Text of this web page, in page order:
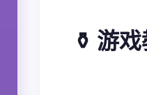
⚱️ 游戏